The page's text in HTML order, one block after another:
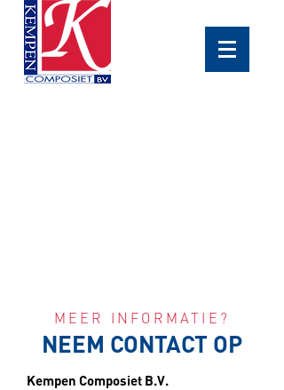
MEER INFORMATIE?
NEEM CONTACT OP
Kempen Composiet B.V.